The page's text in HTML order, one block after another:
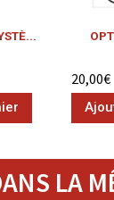
20,00€
LA